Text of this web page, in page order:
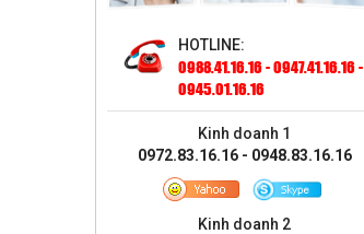
HOTLINE:
0988.41.16.16 - 0947.41.16.16 -
0945.01.16.16
Kinh doanh 1
0972.83.16.16 - 0948.83.16.16
Kinh doanh 2